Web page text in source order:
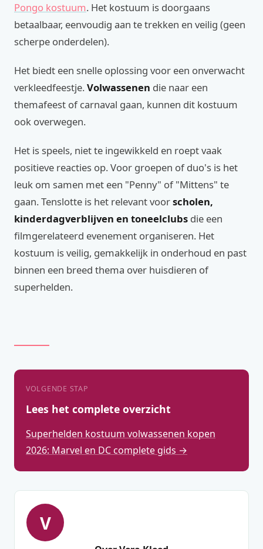
Pongo kostuum. Het kostuum is doorgaans
betaalbaar, eenvoudig aan te trekken en veilig (geen
scherpe onderdelen).
Het biedt een snelle oplossing voor een onverwacht
verkleedfeestje.Volwassenen die naar een
themafeest of carnaval gaan, kunnen dit kostuum
ook overwegen.
Het is speels, niet te ingewikkeld en roept vaak
positieve reacties op. Voor groepen of duo's is het
leuk om samen met een "Penny" of "Mittens" te
gaan. Tenslotte is het relevant voorscholen,
kinderdagverblijven en toneelclubs die een
filmgerelateerd evenement organiseren. Het
kostuum is veilig, gemakkelijk in onderhoud en past
binnen een breed thema over huisdieren of
superhelden.
VOLGENDE STAP
Lees het complete overzicht
Superhelden kostuum volwassenen kopen
2026: Marvel en DC complete gids →
V